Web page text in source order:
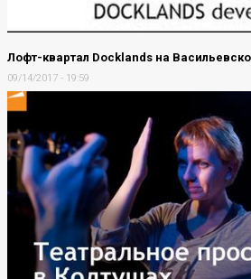
Лофт-квартал Docklands на
09/14/2017 - 19:59